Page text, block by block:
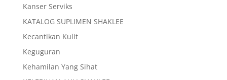
Kanser Serviks
KATALOG SUPLIMEN SHAKLEE
Kecantikan Kulit
Keguguran
Kehamilan Yang Sihat